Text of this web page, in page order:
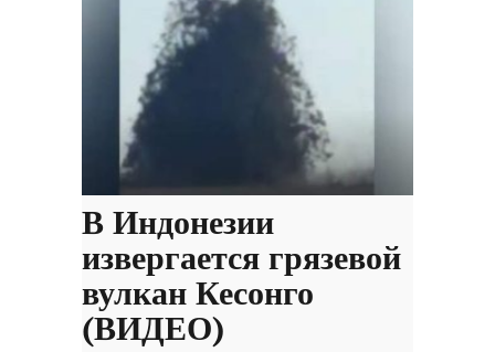
В Индонезии
извергается грязевой
вулкан Кесонго
(ВИДЕО)